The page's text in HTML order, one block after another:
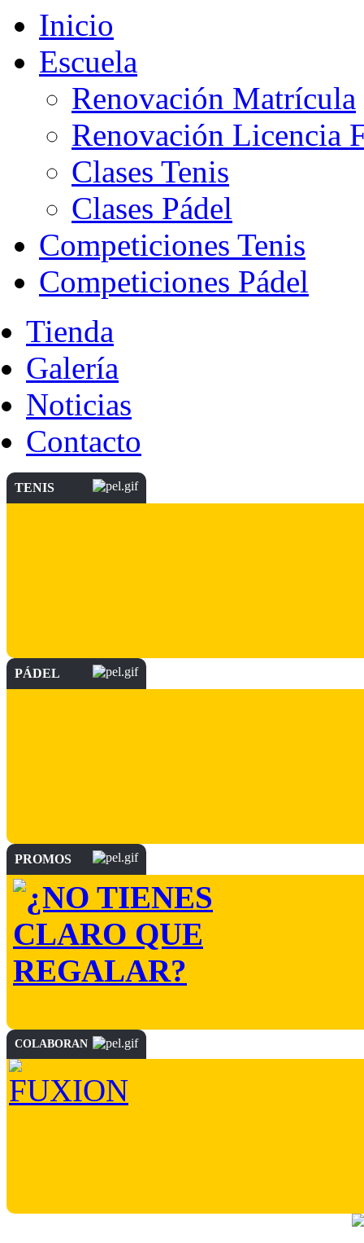
Inicio
Escuela
Renovación Matrícula
Renovación Licencia
Clases Tenis
Clases Pádel
Competiciones Tenis
Competiciones Pádel
Tienda
Galería
Noticias
Contacto
TENIS
PÁDEL
PROMOS
COLABORAN